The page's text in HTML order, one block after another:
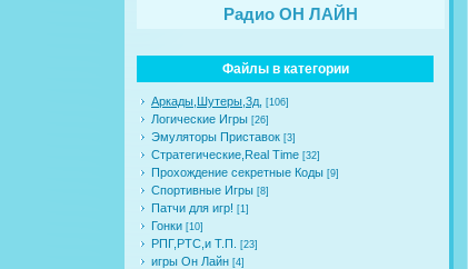
Радио ОН ЛАЙН
Файлы в категории
Аркады,Шутеры,3д, [106]
Логические Игры [26]
Эмуляторы Приставок [3]
Стратегические,Real Time [32]
Прохождение секретные Коды [9]
Спортивные Игры [8]
Патчи для игр! [1]
Гонки [10]
РПГ,РТС,и Т.П. [23]
игры Он Лайн [4]